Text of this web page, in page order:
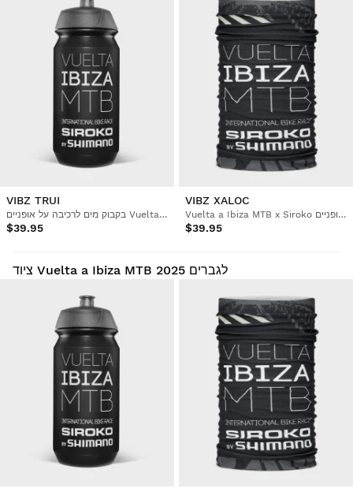
VIBZ TRUI
בקבוק מים לרכיבה על אופניים Vuelta a Ibiza MTB x Siroko
$39.95
VIBZ XALOC
Vuelta a Ibiza MTB x Siroko מחמם צוואר לרכיבה על אופניים
$39.95
ציוד Vuelta a Ibiza MTB 2025 לגברים